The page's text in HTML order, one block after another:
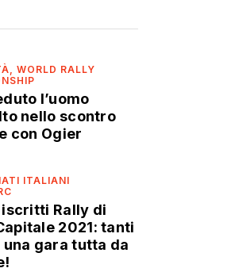
WORLD RALLY
l’uomo
nello scontro
con Ogier
ITALIANI
iscritti Rally di
2021: tanti
una gara tutta da